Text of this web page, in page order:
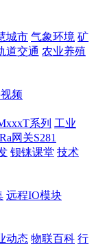
城市 气象环境 矿
道交通 农业养殖
频
系列 工业
网关S281
钡铼课堂 技术
远程IO模块
动态 物联百科 行